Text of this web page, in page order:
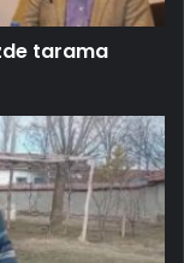
tarama